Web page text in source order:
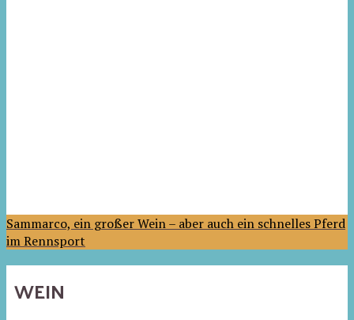
Sammarco, ein großer Wein – aber auch ein schnelles Pferd
im Rennsport
WEIN